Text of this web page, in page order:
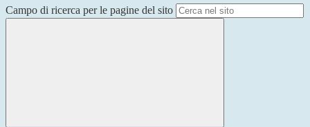
Campo di ricerca per le pagine del sito